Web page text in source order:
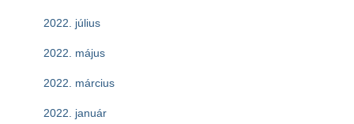
2022. július
2022. május
2022. március
2022. január